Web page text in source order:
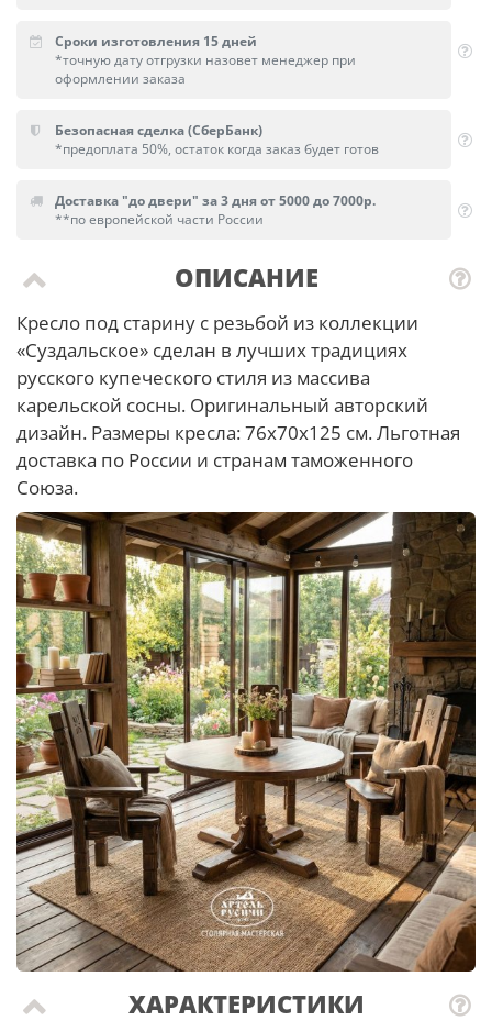
Сроки изготовления 15 дней
*точную дату отгрузки назовет менеджер при
оформлении заказа
Безопасная сделка (СберБанк)
*предоплата 50%, остаток когда заказ будет готов
Доставка "до двери" за 3 дня от 5000 до 7000р.
**по европейской части России
ОПИСАНИЕ
Кресло под старину с резьбой из коллекции
«Суздальское» сделан в лучших традициях
русского купеческого стиля из массива
карельской сосны. Оригинальный авторский
дизайн. Размеры кресла: 76х70х125 см. Льготная
доставка по России и странам таможенного
Союза.
ХАРАКТЕРИСТИКИ